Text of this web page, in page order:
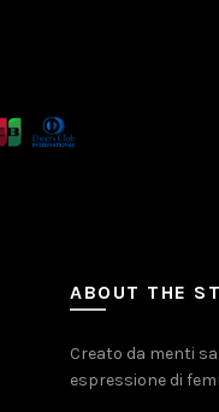
ABOUT THE
Creato da menti
espressione di